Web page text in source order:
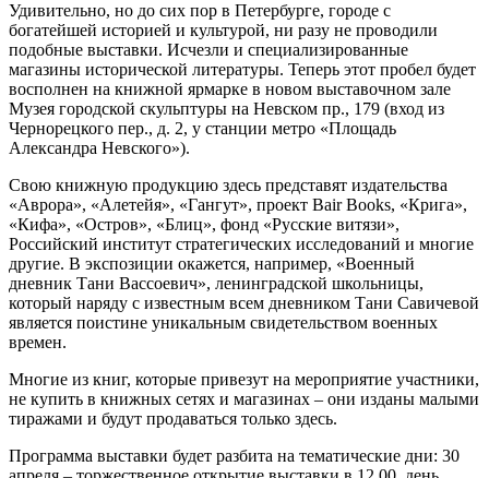
Удивительно, но до сих пор в Петербурге, городе с
богатейшей историей и культурой, ни разу не проводили
подобные выставки. Исчезли и специализированные
магазины исторической литературы. Теперь этот пробел будет
восполнен на книжной ярмарке в новом выставочном зале
Музея городской скульптуры на Невском пр., 179 (вход из
Чернорецкого пер., д. 2, у станции метро «Площадь
Александра Невского»).
Свою книжную продукцию здесь представят издательства
«Аврора», «Алетейя», «Гангут», проект Bair Books, «Крига»,
«Кифа», «Остров», «Блиц», фонд «Русские витязи»,
Российский институт стратегических исследований и многие
другие. В экспозиции окажется, например, «Военный
дневник Тани Вассоевич», ленинградской школьницы,
который наряду с известным всем дневником Тани Савичевой
является поистине уникальным свидетельством военных
времен.
Многие из книг, которые привезут на мероприятие участники,
не купить в книжных сетях и магазинах – они изданы малыми
тиражами и будут продаваться только здесь.
Программа выставки будет разбита на тематические дни: 30